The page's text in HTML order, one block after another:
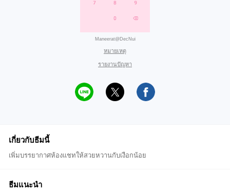
Maneerat@DecNui
หมายเหตุ
รายงานปัญหา
เกี่ยวกับธีมนี้
เพิ่มบรรยากาศห้องแชทให้สวยหวานกับเงือกน้อย
ธีมแนะนำ